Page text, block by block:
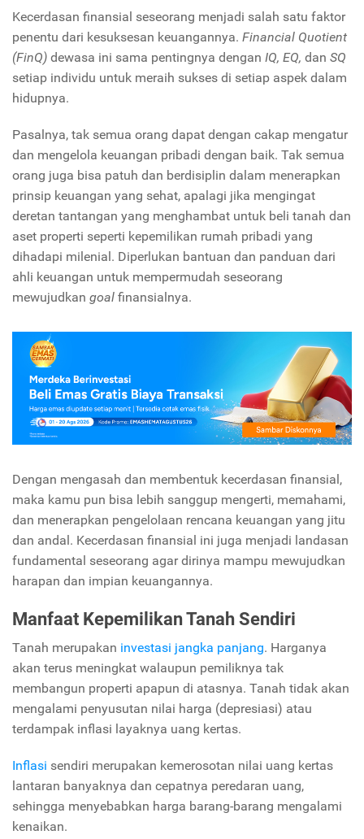
Kecerdasan finansial seseorang menjadi salah satu faktor
penentu dari kesuksesan keuangannya. Financial Quotient
(FinQ) dewasa ini sama pentingnya dengan IQ, EQ, dan SQ
setiap individu untuk meraih sukses di setiap aspek dalam
hidupnya.
Pasalnya, tak semua orang dapat dengan cakap mengatur
dan mengelola keuangan pribadi dengan baik. Tak semua
orang juga bisa patuh dan berdisiplin dalam menerapkan
prinsip keuangan yang sehat, apalagi jika mengingat
deretan tantangan yang menghambat untuk beli tanah dan
aset properti seperti kepemilikan rumah pribadi yang
dihadapi milenial. Diperlukan bantuan dan panduan dari
ahli keuangan untuk mempermudah seseorang
mewujudkan goal finansialnya.
Dengan mengasah dan membentuk kecerdasan finansial,
maka kamu pun bisa lebih sanggup mengerti, memahami,
dan menerapkan pengelolaan rencana keuangan yang jitu
dan andal. Kecerdasan finansial ini juga menjadi landasan
fundamental seseorang agar dirinya mampu mewujudkan
harapan dan impian keuangannya.
Manfaat Kepemilikan Tanah Sendiri
Tanah merupakan investasi jangka panjang. Harganya
akan terus meningkat walaupun pemiliknya tak
membangun properti apapun di atasnya. Tanah tidak akan
mengalami penyusutan nilai harga (depresiasi) atau
terdampak inflasi layaknya uang kertas.
Inflasi sendiri merupakan kemerosotan nilai uang kertas
lantaran banyaknya dan cepatnya peredaran uang,
sehingga menyebabkan harga barang-barang mengalami
kenaikan.